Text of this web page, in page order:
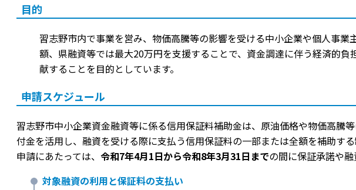
目的
習志野市内で事業を営み、物価高騰等の影響を受ける中小企業や個人事
額、県融資等では最大20万円を支援することで、資金調達に伴う経済的
献することを目的としています。
申請スケジュール
習志野市中小企業資金融資等に係る信用保証料補助金は、原油価格や物価高騰
付金を活用し、融資を受ける際に支払う信用保証料の一部または全額を補助する
申請にあたっては、 令和7年4月1日から令和8年3月31日までの間に保証承諾や
対象融資の利用と保証料の支払い